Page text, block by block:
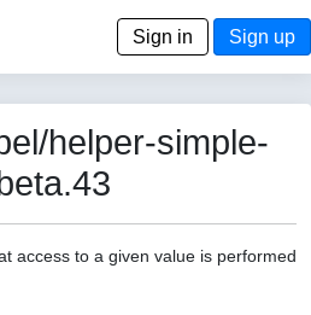
Sign in Sign up
helper-simple-
access to a given value is performed